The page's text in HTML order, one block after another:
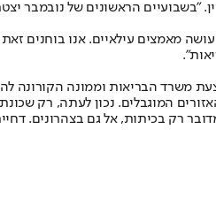
פרופ' גמזו התייחס גם ליכולות מערך החקירות. "יש יותר מ-
מאמצים עילאיים. אנו בוחנים
הבריאות וממונה הקורונה
המוגבלים. נכון לעתה, רק
רק בכיתות, אל גם בצהרונים.